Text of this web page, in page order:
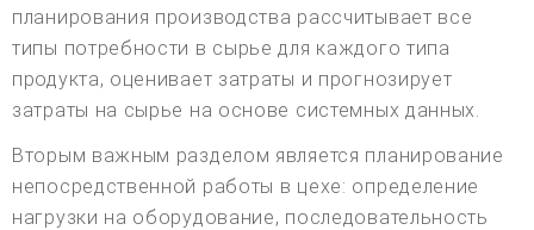
планирования производства рассчитывает все
типы потребности в сырье для каждого типа
продукта, оценивает затраты и прогнозирует
затраты на сырье на основе системных данных.
Вторым важным разделом является планирование
непосредственной работы в цехе: определение
нагрузки на оборудование, последовательность